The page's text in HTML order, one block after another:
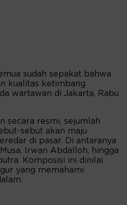
sudah sepakat bahwa
kualitas ketimbang
wartawan di Jakarta, Rabu
secara resmi, sejumlah
sebut akan maju
di pasar. Di antaranya
Irwan Abdalloh, hingga
Komposisi ini dinilai
yang memahami